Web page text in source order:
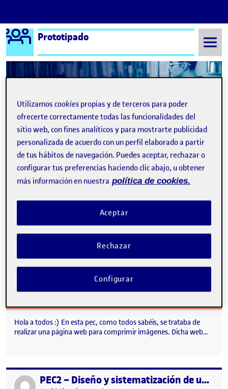
Saltar al contenido
Logo Ágora
Prototipado
Semestre 20211 - Aula 1 23 Noviembre, 2021
23 Noviembre, 2021
Publicado por
Publicado por
Tamara Baamonde Ardao
Visibilidad:
Pública -Fecha de publicación
23 Nov 202123 noviembre, 2021 9:14 pm
-comentarioen 02 Diseño y sistematización
Hola a todos :) En esta pec, como todos sabéis, se trataba de
realizar una página web para comprimir imágenes. Dicha web…
Publicado por PEC2 – Diseño y sistematización de una interfaz gráfica
Utilizamoscookies propias y de terceros para poder
ofrecerte correctamente todas las funcionalidades del
sitio web, con fines analíticos y para mostrarte publicidad
personalizada de acuerdo con un perfil elaborado a partir
de tus hábitos de navegación. Puedes aceptar, rechazar o
configurar tus preferencias haciendo clic abajo, u obtener
más información en nuestra política de cookies.
Rechazar
Aceptar
Configurar